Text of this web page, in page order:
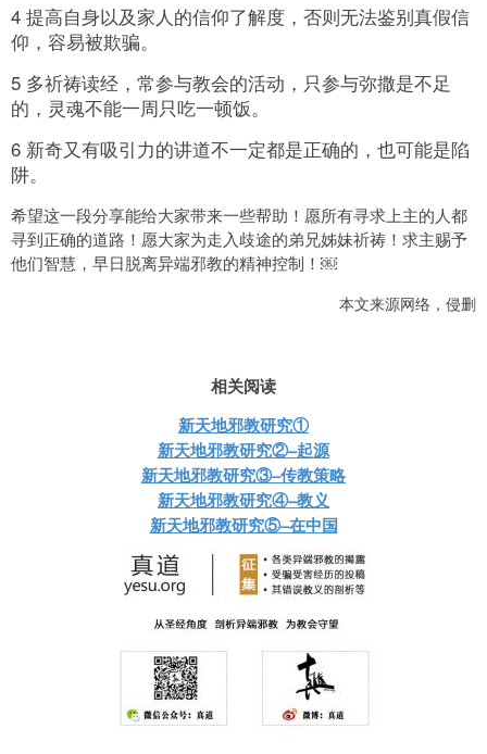
4 提高自身以及家人的信仰了解度，否则无法鉴别真假信
仰，容易被欺骗。
5 多祈祷读经，常参与教会的活动，只参与弥撒是不足
的，灵魂不能一周只吃一顿饭。
6 新奇又有吸引力的讲道不一定都是正确的，也可能是陷
阱。
希望这一段分享能给大家带来一些帮助！愿所有寻求上主的人都
寻到正确的道路！愿大家为走入歧途的弟兄姊妹祈祷！求主赐予
他们智慧，早日脱离异端邪教的精神控制！￼
本文来源网络，侵删
相关阅读
新天地邪教研究①
新天地邪教研究②–起源
新天地邪教研究③–传教策略
新天地邪教研究④–教义
新天地邪教研究⑤–在中国